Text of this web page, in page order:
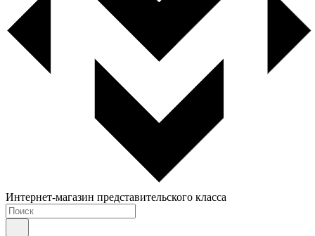
Интернет-магазин представительского класса